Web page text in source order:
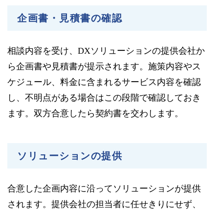
企画書・見積書の確認
相談内容を受け、DXソリューションの提供会社か
ら企画書や見積書が提示されます。施策内容やス
ケジュール、料金に含まれるサービス内容を確認
し、不明点がある場合はこの段階で確認しておき
ます。双方合意したら契約書を交わします。
ソリューションの提供
合意した企画内容に沿ってソリューションが提供
されます。提供会社の担当者に任せきりにせず、